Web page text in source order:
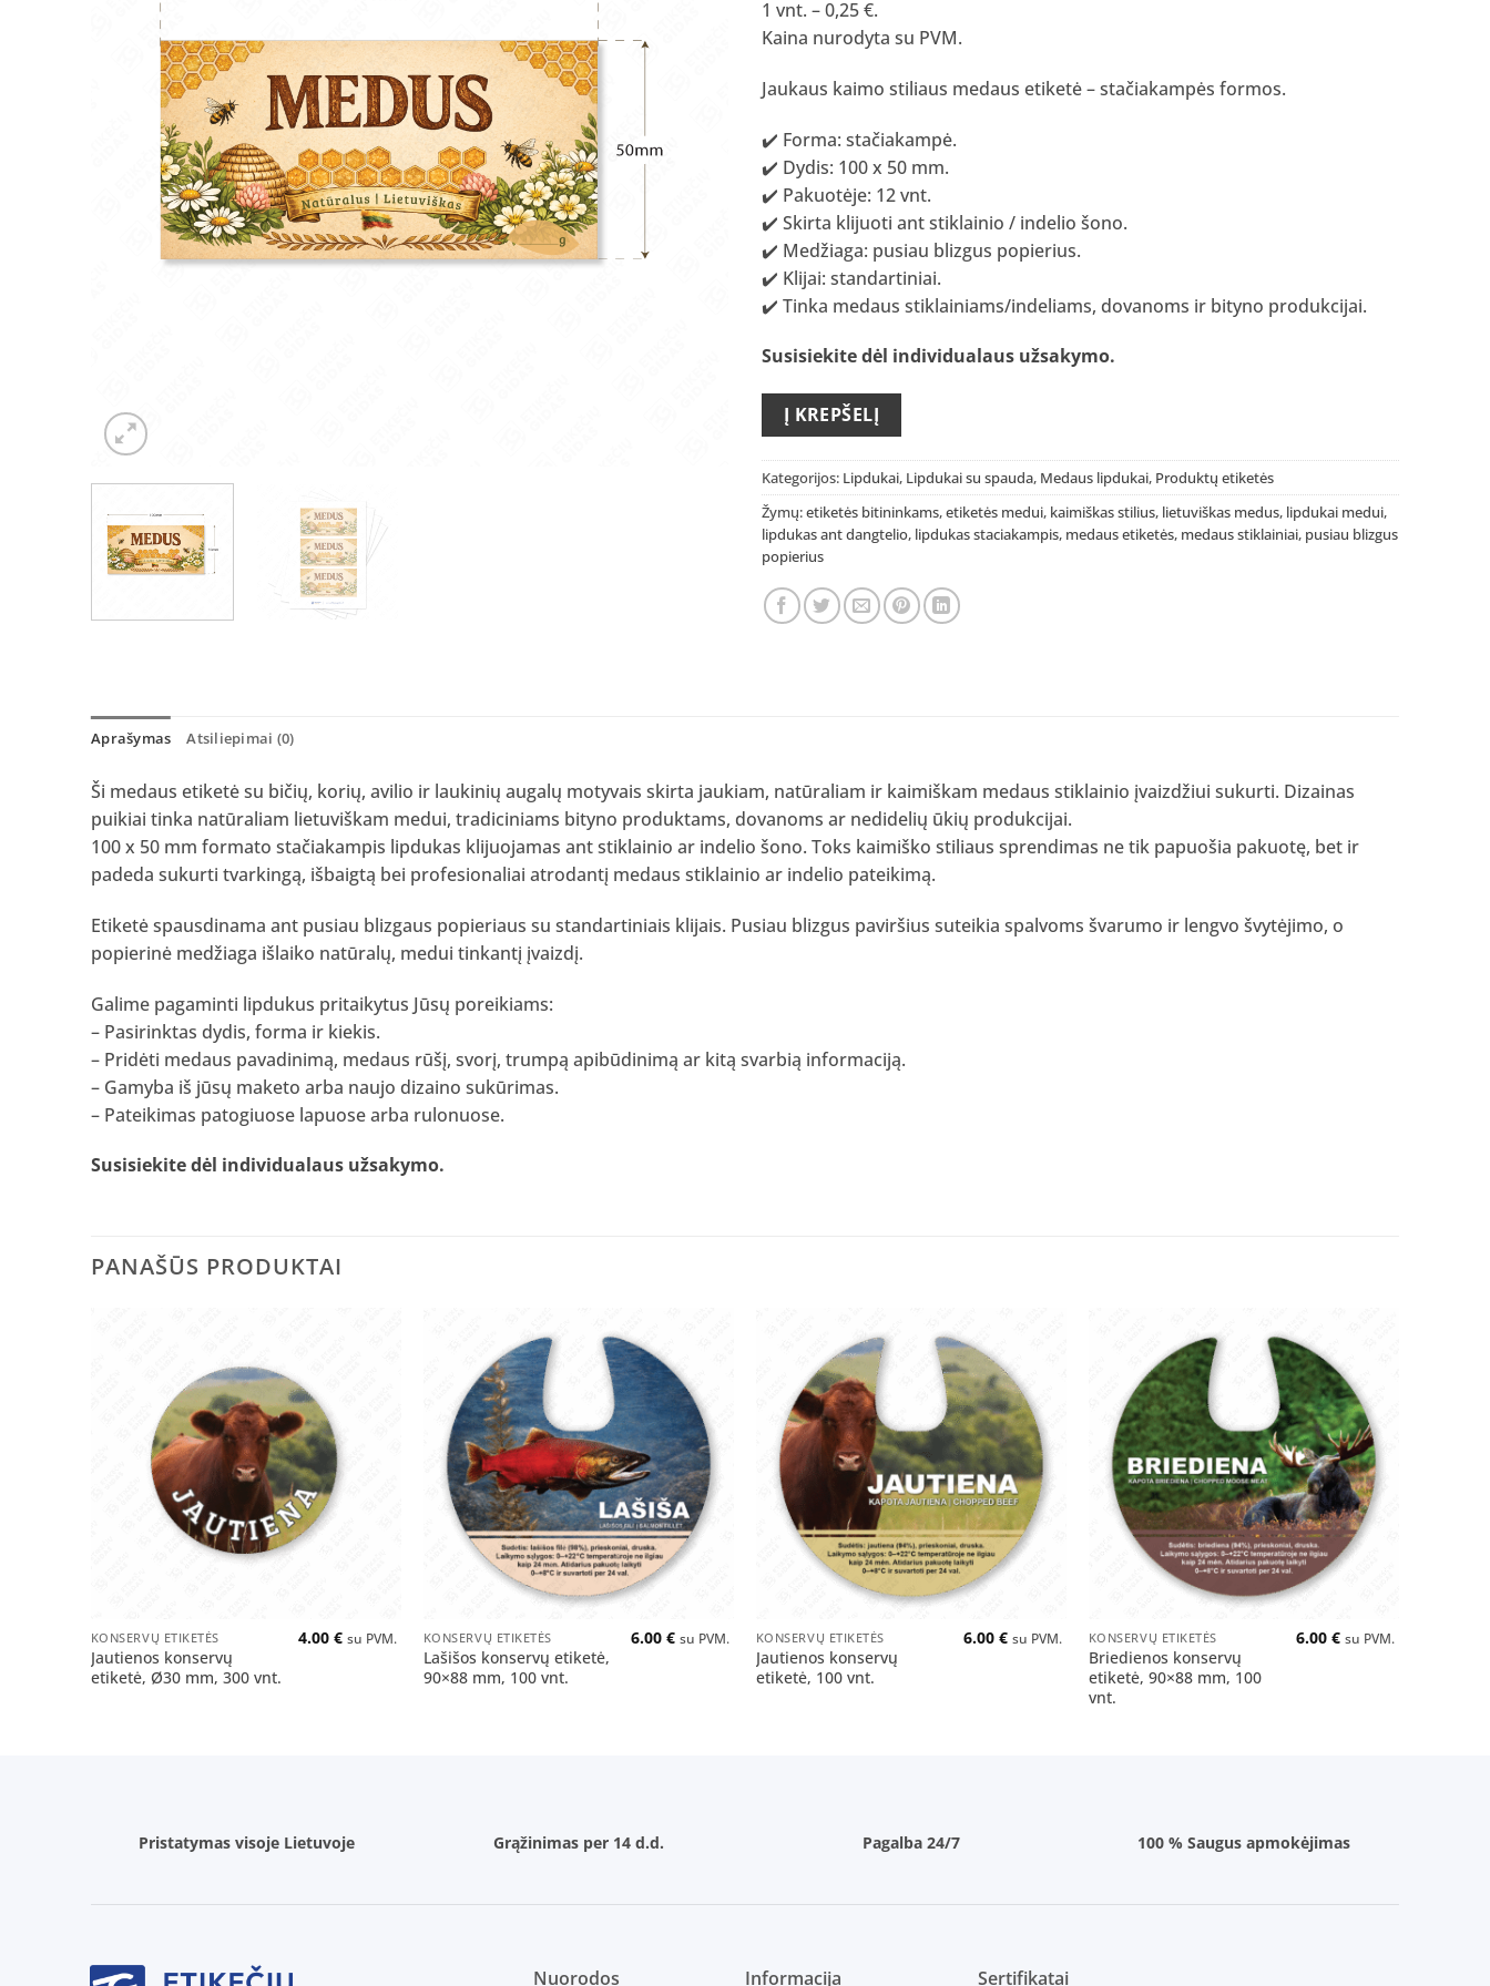
1 vnt. – 0,25 €.
Kaina nurodyta su PVM.
Jaukaus kaimo stiliaus medaus etiketė – stačiakampės formos.
✔️ Forma: stačiakampė.
✔️ Dydis: 100 x 50 mm.
✔️ Pakuotėje: 12 vnt.
✔️ Skirta klijuoti ant stiklainio / indelio šono.
✔️ Medžiaga: pusiau blizgus popierius.
✔️ Klijai: standartiniai.
✔️ Tinka medaus stiklainiams/indeliams, dovanoms ir bityno produkcijai.
Susisiekite dėl individualaus užsakymo.
Į KREPŠELĮ
Kategorijos: Lipdukai, Lipdukai su spauda, Medaus lipdukai, Produktų etiketės
Žymų:etiketės bitininkams,etiketės medui, kaimiškas stilius, lietuviškas medus, lipdukai medui,
lipdukas ant dangtelio, lipdukas staciakampis, medaus etiketės, medaus stiklainiai, pusiau blizgus
popierius
Aprašymas Atsiliepimai (0)
Ši medaus etiketė su bičių, korių, avilio ir laukinių augalų motyvais skirta jaukiam, natūraliam ir kaimiškam medaus stiklainio įvaizdžiui sukurti. Dizainas
puikiai tinka natūraliam lietuviškam medui, tradiciniams bityno produktams, dovanoms ar nedidelių ūkių produkcijai.
100 x 50 mm formato stačiakampis lipdukas klijuojamas ant stiklainio ar indelio šono. Toks kaimiško stiliaus sprendimas ne tik papuošia pakuotę, bet ir
padeda sukurti tvarkingą, išbaigtą bei profesionaliai atrodantį medaus stiklainio ar indelio pateikimą.
Etiketė spausdinama ant pusiau blizgaus popieriaus su standartiniais klijais. Pusiau blizgus paviršius suteikia spalvoms švarumo ir lengvo švytėjimo, o
popierinė medžiaga išlaiko natūralų, medui tinkantį įvaizdį.
Galime pagaminti lipdukus pritaikytus Jūsų poreikiams:
– Pasirinktas dydis, forma ir kiekis.
– Pridėti medaus pavadinimą, medaus rūšį, svorį, trumpą apibūdinimą ar kitą svarbią informaciją.
– Gamyba iš jūsų maketo arba naujo dizaino sukūrimas.
– Pateikimas patogiuose lapuose arba rulonuose.
Susisiekite dėl individualaus užsakymo.
PANAŠŪS PRODUKTAI
KONSERVŲ ETIKETĖS
Jautienos konservų
etiketė, Ø30 mm, 300 vnt.
4.00€ su PVM.
Pridėti
į norų
sąrašą
KONSERVŲ ETIKETĖS
Lašišos konservų etiketė,
90×88 mm, 100 vnt.
6.00€ su PVM.
Pridėti
į norų
sąrašą
KONSERVŲ ETIKETĖS
Jautienos konservų
etiketė, 100 vnt.
6.00€ su PVM.
Pridėti
į norų
sąrašą
KONSERVŲ ETIKETĖS
Briedienos konservų
etiketė, 90×88 mm, 100
vnt.
6.00€ su PVM.
Pristatymas visoje Lietuvoje Grąžinimas per 14 d.d. Pagalba 24/7 100 % Saugus apmokėjimas
Nuorodos Informacija Sertifikatai